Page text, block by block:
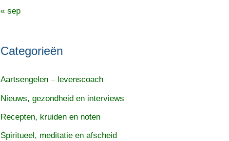
« sep
Categorieën
Aartsengelen – levenscoach
Nieuws, gezondheid en interviews
Recepten, kruiden en noten
Spiritueel, meditatie en afscheid